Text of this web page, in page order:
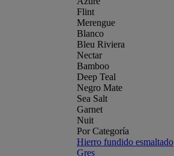
Flint
Merengue
Blanco
Bleu Riviera
Nectar
Bamboo
Deep Teal
Negro Mate
Sea Salt
Garnet
Nuit
Por Categoría
Hierro fundido esmaltado
Gres